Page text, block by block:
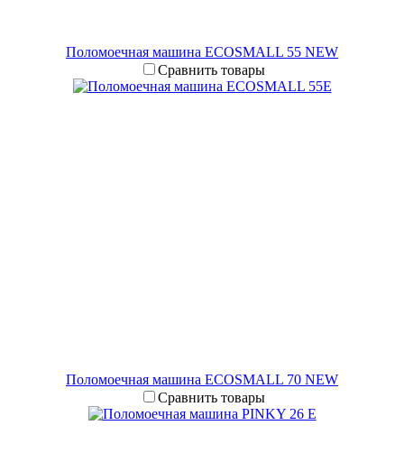
Поломоечная машина ECOSMALL 55 NEW
Сравнить товары
Поломоечная машина ECOSMALL 70 NEW
Сравнить товары